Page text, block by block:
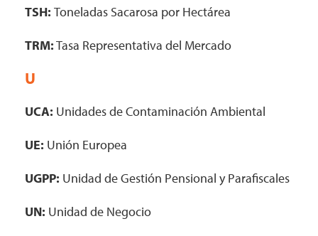
TSH: Toneladas Sacarosa por Hectárea
TRM:Tasa Representativa del Mercado
U
UCA: Unidades de Contaminación Ambiental
UE: Unión Europea
UGPP: Unidad de Gestión Pensional y Parafiscales
UN: Unidad de Negocio